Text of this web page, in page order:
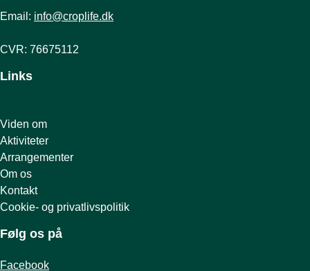
Email: info@croplife.dk
CVR: 76675112
Links
Viden om
Aktiviteter
Arrangementer
Om os
Kontakt
Cookie- og privatlivspolitik
Følg os på
Facebook